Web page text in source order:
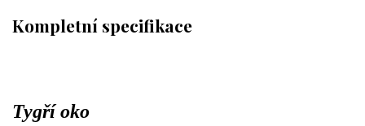
Kompletní specifikace
Tygří oko